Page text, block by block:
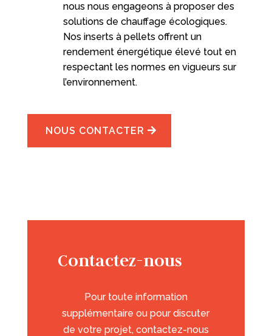
nous nous engageons à proposer des
solutions de chauffage écologiques.
Nos inserts à pellets offrent un
rendement énergétique élevé tout en
respectant les normes en vigueurs sur
l’environnement.
NOUS CONTACTER
Contactez-nous
Pour toute information
supplémentaire ou pour discuter
de votre projet, contactez-nous